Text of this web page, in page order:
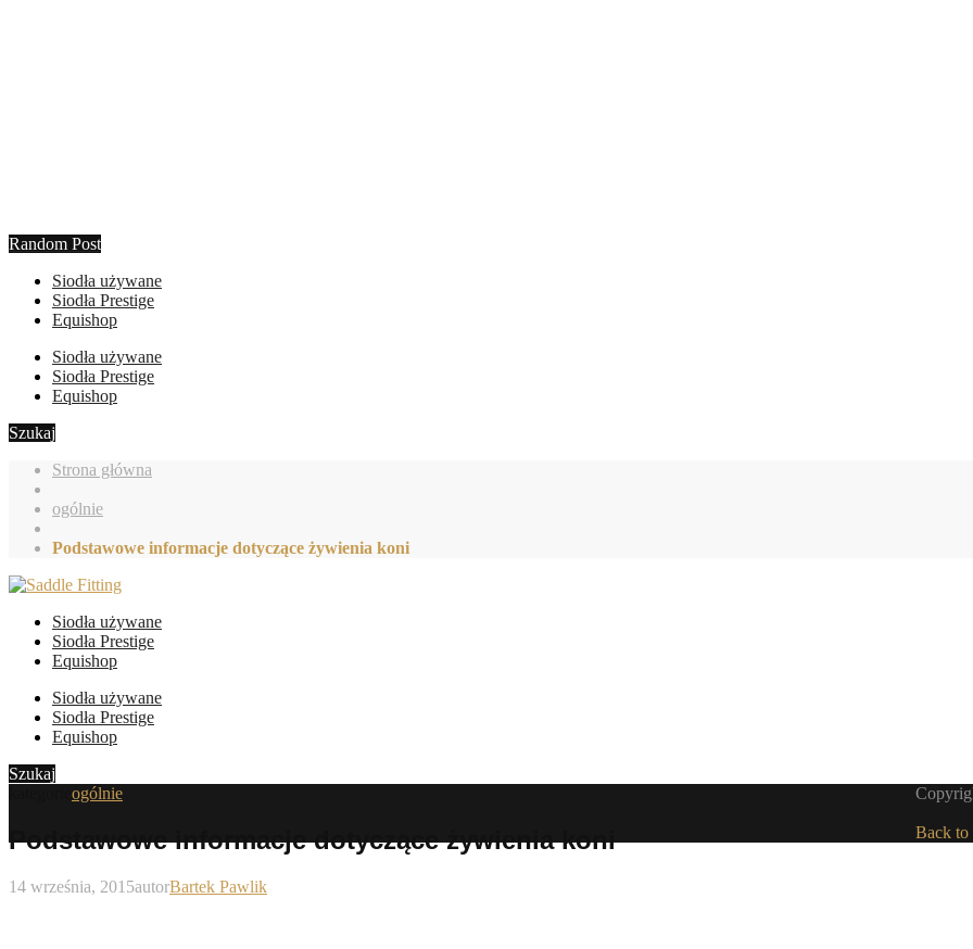
Random Post
Siodła używane
Siodła Prestige
Equishop
Siodła używane
Siodła Prestige
Equishop
Szukaj
Strona główna
ogólnie
Podstawowe informacje dotyczące żywienia koni
Siodła używane
Siodła Prestige
Equishop
Siodła używane
Siodła Prestige
Equishop
Szukaj
ogólnie
Podstawowe informacje dotyczące żywienia koni
14 września, 2015autorBartek Pawlik
Back to